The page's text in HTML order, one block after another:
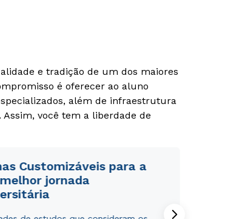
e tradição de um dos maiores
é oferecer ao aluno
além de infraestrutura
você tem a liberdade de
Customizáveis para a
jornada